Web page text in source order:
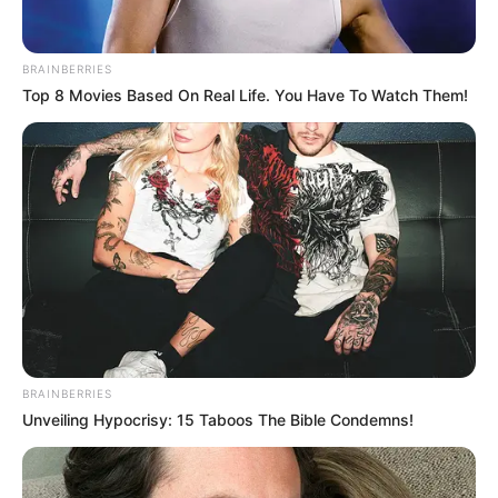
en zona rural de El Bagre: habría
afectado viviendas y animales de
pastoreo
BRAINBERRIES
Top 8 Movies Based On Real Life. You Have To Watch Them!
BRAINBERRIES
Unveiling Hypocrisy: 15 Taboos The Bible Condemns!